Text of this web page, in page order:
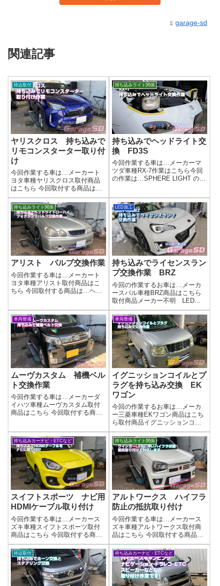
garage-sd
関連記事
持込取付
ヤリスクロス 持ち込みで
リモコンスターター取り付
け
今回作業する車は…メーカート
ヨタ車種ヤリスクロス取付商品
はこちら 今回取付する商品は…
カーメイト エンジンスタータ
ー TE-W73PSB作業完了最近は
月額でリモコンスターターと同
等の機能を後付けできたりする
ので、取り付け店としては仕事
が減り...
持ち込みライト関係
持ち込みでヘッドライト交
換 FD3S
今回作業する車は…メーカーマ
ツダ車種RX-7作業はこちら今回
の作業は…SPHERE LIGHT の
ブの大きさに注意が必要です
ね…【劇的進化！】夜間ドライ
ブが劇的に変わる！H...
持ち込みライト関係
アリスト バルブ交換作業
今回作業する車は…メーカート
ヨタ車種アリスト取付商品はこ
ちら 今回取付する商品は…ヘッ
イロイロですね。 持ち込み店
ならではのチョイスではないで
しょうかｗ作業写真交換作業～
バルブ交換作業...
LED加工
持ち込みでライセンスラン
プ交換作業 BRZ
今回の作業するお車は…メーカ
ースバル車種BRZ商品はこちら
取付商品メーカー不明 LEDラ
イセンスランプ完了画像リアガ
ーニッシュを外さないと取りつ
かないタイプだったので、少し
時間がかかりましたが…('ω')ノ無
事に完了🚗 外装ドレスアップ・
持...
車両整備
ムーヴカスタム 補機ベル
ト交換作業
今回作業する車は…メーカーダ
イハツ車種ムーヴカスタム取付
商品はこちら 今回取付する商品
さいね！作業写真交換作業完了
です(^_-)-☆作業完了補機ベルト
交換はガレージＳＤにお任せく
ださ...
車両整備
イグニッションコイルとプ
ラグを持ち込み交換 EK
ワゴン
今回の作業するお車は…メーカ
ー三菱車種EKワゴン商品はこち
ら取付商品イグニッションコイ
ルとプラグのセットです NGK
製のプラグとメーカー不明イグ
ニッションコイル純正部品だと
割高ですが、インターネットで
探すと良い物が安く手に入りま
すよ！心配な...
持ち込みカーナビ・ETCなど
スイフトスポーツ ナビ用
HDMIケーブル取り付け
今回作業する車は…メーカース
ズキ車種スイフトスポーツ取付
商品はこちら 今回取付する商品
は…Kenwood HDMIケーブル
KNA-20HC作業写真HDMIケーブ
ルはナビに付属していない場合
が多いので、ナビを取り付ける
際には注意しましょう～...
持ち込みライト関係
アルトワークス ハイフラ
防止の抵抗取り付け
今回作業する車は…メーカース
ズキ車種アルトワークス取付商
品はこちら 今回取付する商品
は…持ち込みハイフラ防止キャ
ンセラー作業写真本当は鉄部分
に貼り付けた方がいいんです
が、ウインカーなので平気かな
('ω')ノ作業完了持ち込み品の取り
付けはガレ...
持込取付 持ち込みカーナビ・ETCなど